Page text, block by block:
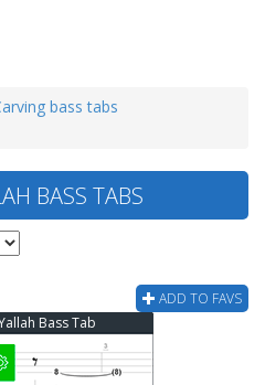
bass tabs
BASS TABS
ADD TO FAVS
Bass Tab